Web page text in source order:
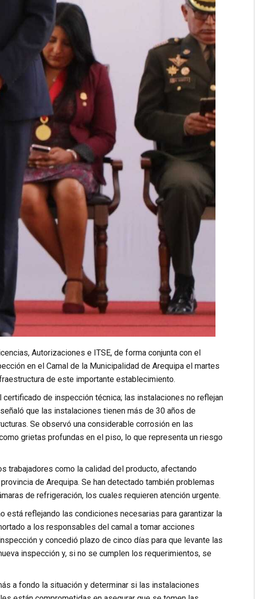
Autorizaciones e ITSE, de forma conjunta con el
en el Camal de la Municipalidad de Arequipa el martes
de este importante establecimiento.
de inspección técnica; las instalaciones no reflejan
que las instalaciones tienen más de 30 años de
Se observó una considerable corrosión en las
grietas profundas en el piso, lo que representa un riesgo
trabajadores como la calidad del producto, afectando
de Arequipa. Se han detectado también problemas
de refrigeración, los cuales requieren atención urgente.
está reflejando las condiciones necesarias para garantizar la
a los responsables del camal a tomar acciones
y concedió plazo de cinco días para que levante las
inspección y, si no se cumplen los requerimientos, se
a fondo la situación y determinar si las instalaciones